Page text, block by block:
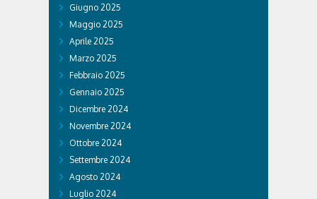
Giugno 2025
Maggio 2025
Aprile 2025
Marzo 2025
Febbraio 2025
Gennaio 2025
Dicembre 2024
Novembre 2024
Ottobre 2024
Settembre 2024
Agosto 2024
Luglio 2024